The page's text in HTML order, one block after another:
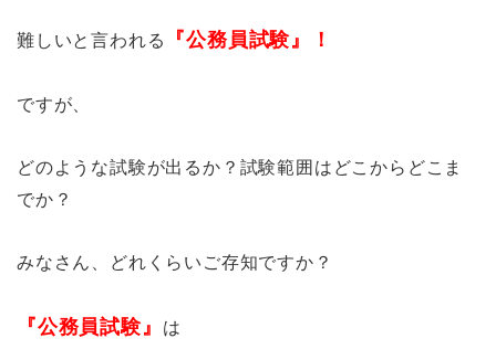
難しいと言われる 『公務員試験』！
ですが、
どのような試験が出るか？ 試験範囲はどこからどこま
でか？
みなさん、どれくらいご存知ですか？
『公務員試験』 は